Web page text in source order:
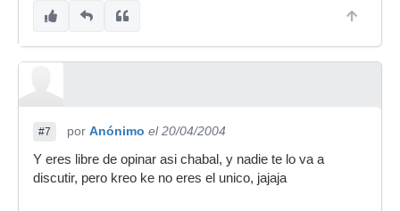
#7 por Anónimo el 20/04/2004
Y eres libre de opinar asi chabal, y nadie te lo va a
discutir, pero kreo ke no eres el unico, jajaja